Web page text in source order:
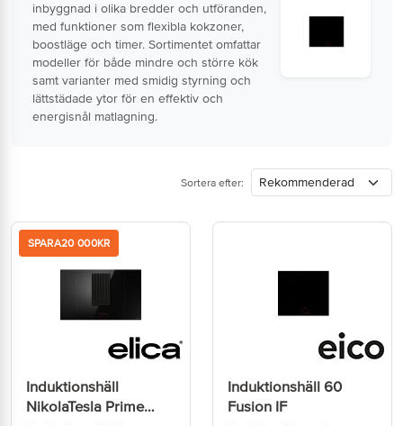
inbyggnad i olika bredder och utföranden,
med funktioner som flexibla kokzoner,
boostläge och timer. Sortimentet omfattar
modeller för både mindre och större kök
samt varianter med smidig styrning och
lättstädade ytor för en effektiv och
energisnål matlagning.
Sortera efter:
SPARA20 000KR
Induktionshäll
NikolaTesla Prime
Induktionshäll 60
Fusion IF